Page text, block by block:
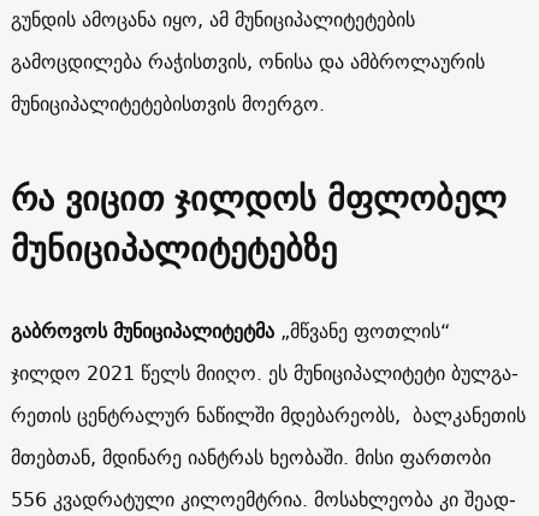
გუნდის ამოცანა იყო, ამ მუნიციპალიტეტების
გამოცდილება რაჭისთვის, ონისა და ამბროლაურის
მუნიციპალიტეტებისთვის მოერგო.
რა ვიცით ჯილდოს მფლობელ
მუნიციპალიტეტებზე
გაბ­რო­ვოს მუ­ნი­ცი­პა­ლი­ტე­ტმა„მწვა­ნე ფოთ­ლის“
ჯილდო 2021 წელს მიიღო. ეს მუნიციპალიტეტი ბულ­გა­
რე­თის ცენ­ტრა­ლურ ნა­წილ­ში მდებარეობს, ბალ­კა­ნე­თის
მთებ­თან, მდი­ნა­რე იან­ტრას ხე­ო­ბა­ში. მისი ფართობი
556 კვადრატული კილოემტრია. მო­სახ­ლე­ო­ბა კი შე­ად­